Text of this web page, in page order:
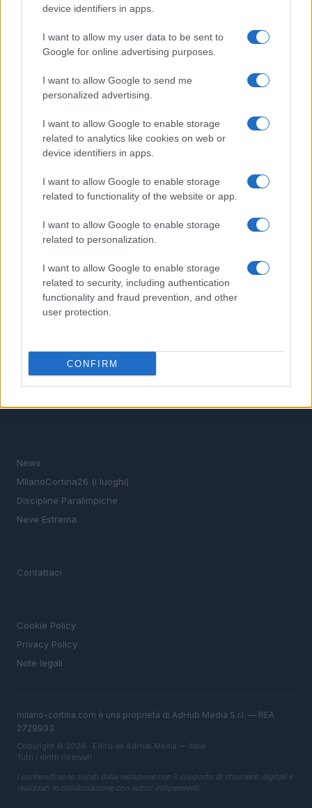
device identifiers in apps.
I want to allow my user data to be sent to
Google for online advertising purposes.
I want to allow Google to send me
personalized advertising.
I want to allow Google to enable storage
related to analytics like cookies on web or
device identifiers in apps.
I want to allow Google to enable storage
related to functionality of the website or app.
I want to allow Google to enable storage
related to personalization.
I want to allow Google to enable storage
related to security, including authentication
functionality and fraud prevention, and other
user protection.
CONFIRM
PIÙ LETTI
Guida allo sci alpino paralimpico: standing, sitting e
visually impaired
Para ice hockey: guida completa a slitte, bastoni e
powerplay
Guida alle classi paralimpiche e agli attrezzi per sci,
Guida ai sport paralimpici invernali: discipline, classi e
Tecnica nel curling in carrozzina: delivery stick,
Verso il 2026: la magia delle Olimpiadi invernali tra le
News
MIlanoCortina26 (i luoghi)
Discipline Paralimpiche
Neve Estrema
Contattaci
Cookie Policy
Privacy Policy
Note legali
milano-cortina.com è una proprietà di AdHub Media S.r.l. — REA
2729933
Copyright © 2026 · Edito da AdHub Media — Italia
Tutti i diritti riservati
I contenuti sono curati dalla redazione con il supporto di strumenti digitali e
realizzati in collaborazione con autori indipendenti.